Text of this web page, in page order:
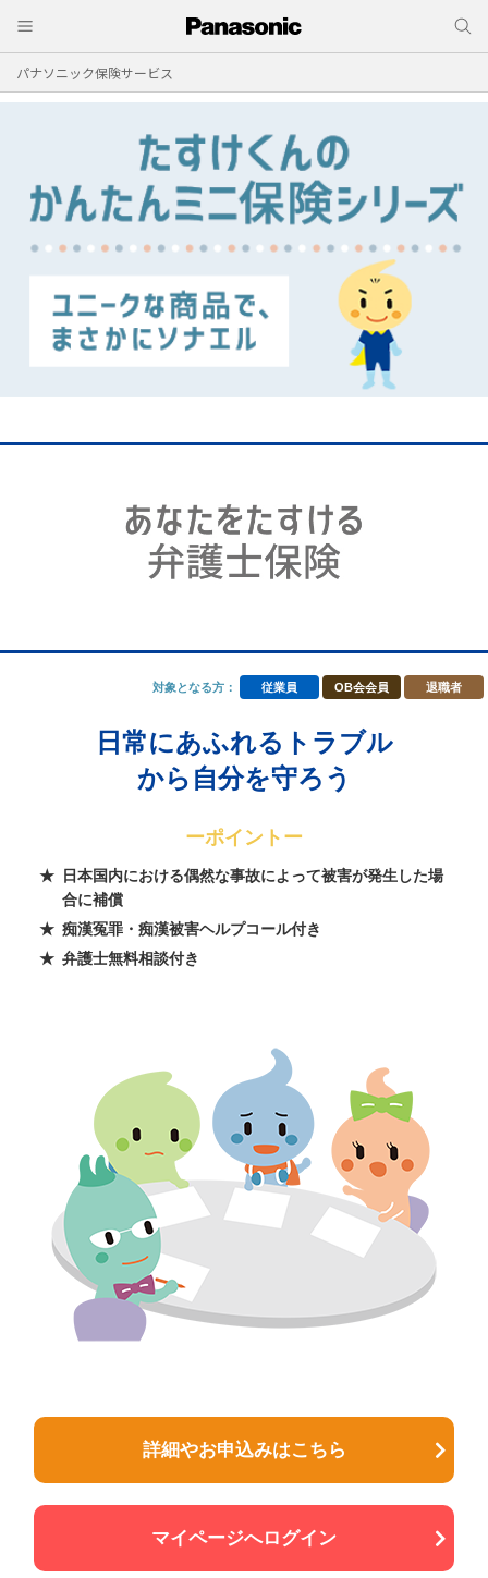
パナソニック保険サービス
対象となる方： 従業員 OB会会員 退職者
日常にあふれるトラブル
から自分を守ろう
ーポイントー
日本国内における偶然な事故によって被害が発生した場
合に補償
痴漢冤罪・痴漢被害ヘルプコール付き
弁護士無料相談付き
詳細やお申込みはこちら
マイページへログイン